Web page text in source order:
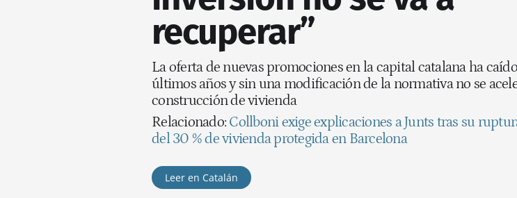
recuperar”
La oferta de nuevas promociones en la capital catalana ha
últimos años y sin una modificación de la normativa no se
construcción de vivienda
Relacionado: Collboni exige explicaciones a Junts tras su
del 30 % de vivienda protegida en Barcelona
Leer en Catalán